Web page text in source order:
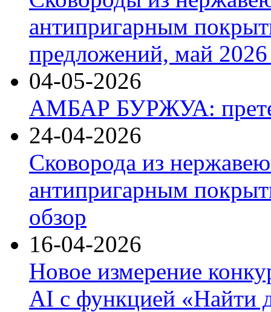
антипригарным
предложений, май 2026
04-05-2026
АМБАР БУРЖУА:
24-04-2026
Сковорода из
антипригарным
обзор
16-04-2026
Новое измерение
AI с функцией «Найти